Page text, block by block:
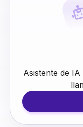
Asistente de